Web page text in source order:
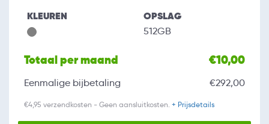
KLEUREN OPSLAG
512GB
Totaal per maand €10,00
Eenmalige bijbetaling €292,00
€4,95 verzendkosten - Geen aansluitkosten. + Prijsdetails